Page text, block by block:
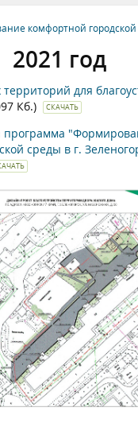
комфортной
2021 год
для
Кб.) СКАЧАТЬ
программа
среды в г.